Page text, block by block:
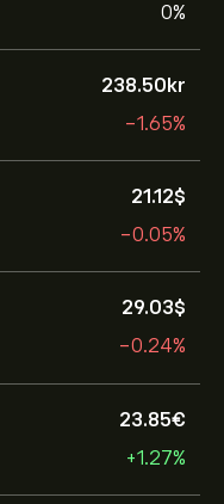
0%
238.50‎kr‎
-1.65%
21.12‎$‎
-0.05%
29.03‎$‎
-0.24%
23.85‎€‎
+1.27%